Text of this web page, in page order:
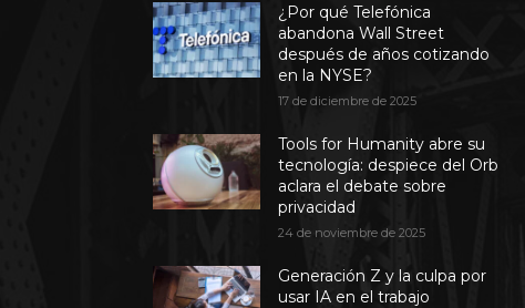
¿Por qué Telefónica
abandona Wall Street
después de años cotizando
en la NYSE?
17 de diciembre de 2025
Tools for Humanity abre su
tecnología: despiece del Orb
aclara el debate sobre
privacidad
24 de noviembre de 2025
Generación Z y la culpa por
usar IA en el trabajo